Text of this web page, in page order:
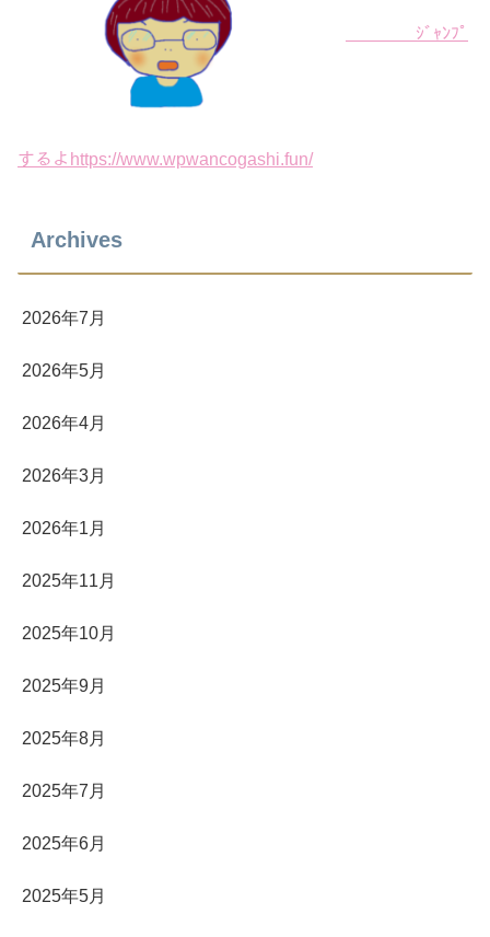
ｼﾞｬﾝﾌﾟ
するよhttps://www.wpwancogashi.fun/
Archives
2026年7月
2026年5月
2026年4月
2026年3月
2026年1月
2025年11月
2025年10月
2025年9月
2025年8月
2025年7月
2025年6月
2025年5月